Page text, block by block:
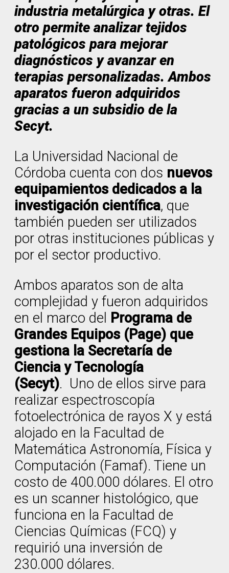
industria metalúrgica y otras. El
otro permite analizar tejidos
patológicos para mejorar
diagnósticos y avanzar en
terapias personalizadas. Ambos
aparatos fueron adquiridos
gracias a un subsidio de la
Secyt.
La Universidad Nacional de
Córdoba cuenta con dos nuevos
equipamientos dedicados a la
investigación científica, que
también pueden ser utilizados
por otras instituciones públicas y
por el sector productivo.
Ambos aparatos son de alta
complejidad y fueron adquiridos
en el marco del
Programa de
Grandes Equipos (Page) que
gestiona la Secretaría de
Ciencia y Tecnología
(Secyt). Uno de ellos sirve para
realizar espectroscopía
fotoelectrónica de rayos X y está
alojado en la Facultad de
Matemática Astronomía, Física y
Computación (Famaf). Tiene un
costo de 400.000 dólares. El otro
es un scanner histológico, que
funciona en la Facultad de
Ciencias Químicas (FCQ) y
requirió una inversión de
230.000 dólares.